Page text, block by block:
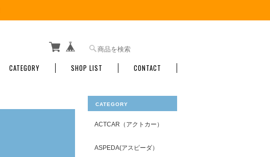
CATEGORY SHOP LIST CONTACT
CATEGORY
ACTCAR（アクトカー）
ASPEDA(アスピーダ）